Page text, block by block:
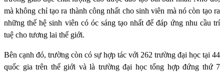
mà không chỉ tạo ra thành công nhất cho sinh viên mà nó còn tạo ra
những thế hệ sinh viên có óc sáng tạo nhất để đáp ứng nhu cầu trí
tuệ cho tương lai thế giới.
Bên cạnh đó, trường còn có sự hợp tác với 262 trường đại học tại 44
quốc gia trên thế giới và là trường đại học tổng hợp đứng thứ 7